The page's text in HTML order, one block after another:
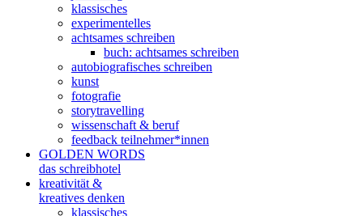
klassisches
experimentelles
achtsames schreiben
buch: achtsames schreiben
autobiografisches schreiben
kunst
fotografie
storytravelling
wissenschaft & beruf
feedback teilnehmer*innen
GOLDEN WORDS
das schreibhotel
kreativität &
kreatives denken
klassisches